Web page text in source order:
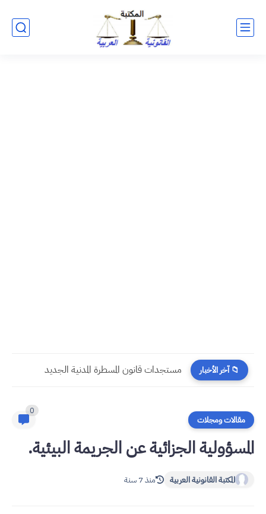
📁 آخر الأخبار مستجدات قانون المسطرة المدنية الجديد
مقالات ومجلات
0
المسؤولية الجزائية عن الجريمة البيئية.
المكتبة القانونية العربية منذ 7 سنة